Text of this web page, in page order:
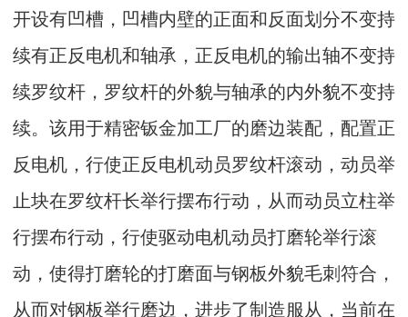
开设有凹槽，凹槽内壁的正面和反面划分不变持
续有正反电机和轴承，正反电机的输出轴不变持
续罗纹杆，罗纹杆的外貌与轴承的内外貌不变持
续。该用于精密钣金加工厂的磨边装配，配置正
反电机，行使正反电机动员罗纹杆滚动，动员举
止块在罗纹杆长举行摆布行动，从而动员立柱举
行摆布行动，行使驱动电机动员打磨轮举行滚
动，使得打磨轮的打磨面与钢板外貌毛刺符合，
从而对钢板举行磨边，进步了制造服从，当前在